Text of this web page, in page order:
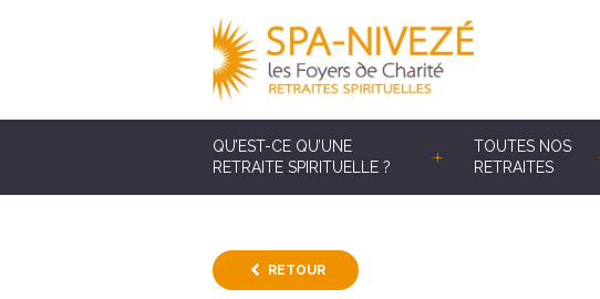
QU’EST-CE QU’UNE
RETRAITE SPIRITUELLE ?
TOUTES NOS
RETRAITES
RETOUR